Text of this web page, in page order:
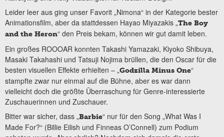
Leider leer aus ging unser Favorit „Nimona“ in der Kategorie bester
Animationsfilm, aber da stattdessen Hayao Miyazakis „The Boy
and the Heron“ den Preis bekam, können wir gut damit leben.
Ein großes ROOOAR konnten Takashi Yamazaki, Kiyoko Shibuya,
Masaki Takahashi und Tatsuji Nojima brüllen, die den Oscar für die
besten visuellen Effekte erhielten – „Godzilla Minus One“
stampfte zwar nur einmal auf die Bühne, aber es war dann
vielleicht doch die größte Überraschung für Genre-interessierte
Zuschauerinnen und Zuschauer.
Bitter war sicher, dass „Barbie“ nur für den Song „What Was I
Made For?“ (Billie Eilish und Finneas O’Connell) zum Podium